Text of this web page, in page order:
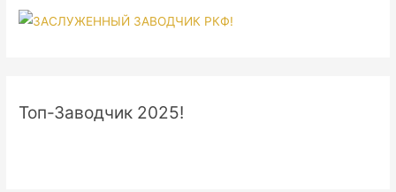
Топ-Заводчик 2025!